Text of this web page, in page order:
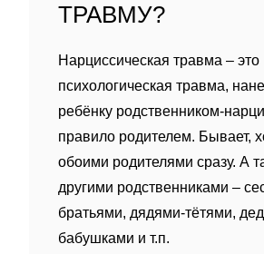
ТРАВМУ?
Нарциссическая травма – это
психологическая травма,
ребëнку родственником-
правило родителем. Бывает,
обоими родителями сразу. А
другими родственниками –
братьями, дядями-тëтями,
бабушками и т.п.